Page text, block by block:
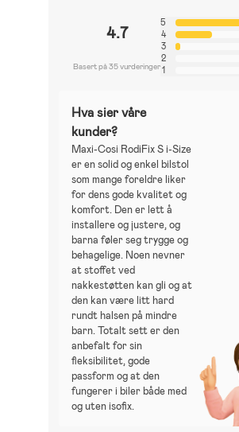
4.7
Basert på 35 vurderinger
5
4
3
2
1
Hva sier våre
kunder?
Maxi-Cosi RodiFix S i-Size
er en solid og enkel bilstol
som mange foreldre liker
for dens gode kvalitet og
komfort. Den er lett å
installere og justere, og
barna føler seg trygge og
behagelige. Noen nevner
at stoffet ved
nakkestøtten kan gli og at
den kan være litt hard
rundt halsen på mindre
barn. Totalt sett er den
anbefalt for sin
fleksibilitet, gode
passform og at den
fungerer i biler både med
og uten isofix.